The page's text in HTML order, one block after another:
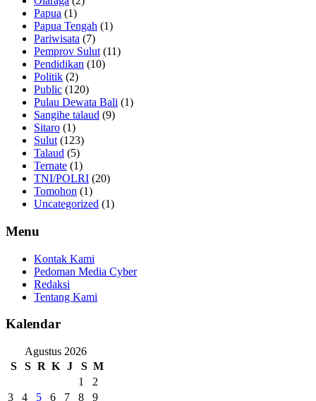
Papua (1)
Papua Tengah (1)
Pariwisata (7)
Pemprov Sulut (11)
Pendidikan (10)
Politik (2)
Public (120)
Pulau Dewata Bali (1)
Sangihe talaud (9)
Sitaro (1)
Sulut (123)
Talaud (5)
Ternate (1)
TNI/POLRI (20)
Tomohon (1)
Uncategorized (1)
Menu
Kontak Kami
Pedoman Media Cyber
Redaksi
Tentang Kami
Kalendar
Agustus 2026
S
S R K J S M
1
2
3
4 5 6 7 8 9